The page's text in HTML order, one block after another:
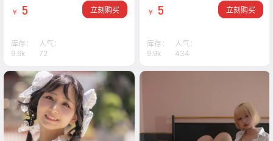
￥ 5 立刻购买
库存：
9.9k
人气：
72
￥ 5 立刻购买
库存：
9.9k
人气：
434